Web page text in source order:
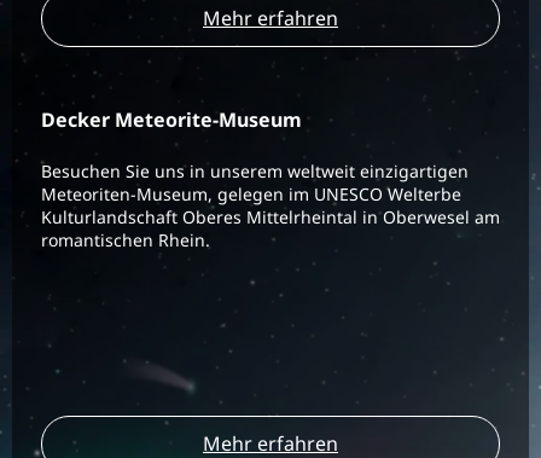
Mehr erfahren
Decker Meteorite-Museum
Besuchen Sie uns in unserem weltweit einzigartigen
Meteoriten-Museum, gelegen im UNESCO Welterbe
Kulturlandschaft Oberes Mittelrheintal in Oberwesel am
romantischen Rhein.
Mehr erfahren